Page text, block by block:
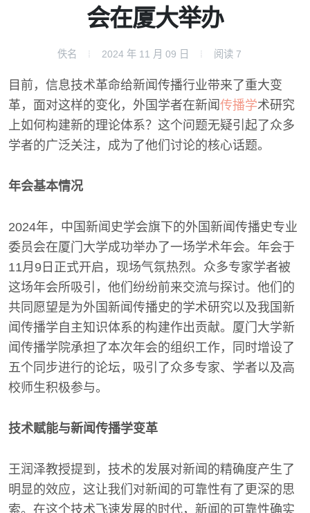
会在厦大举办
佚名 2024 年 11 月 09 日 阅读 7
目前，信息技术革命给新闻传播行业带来了重大变
革，面对这样的变化，外国学者在新闻 传播学术研究
上如何构建新的理论体系？这个问题无疑引起了众多
学者的广泛关注，成为了他们讨论的核心话题。
年会基本情况
2024年，中国新闻史学会旗下的外国新闻传播史专业
委员会在厦门大学成功举办了一场学术年会。年会于
11月9日正式开启，现场气氛热烈。众多专家学者被
这场年会所吸引，他们纷纷前来交流与探讨。他们的
共同愿望是为外国新闻传播史的学术研究以及我国新
闻传播学自主知识体系的构建作出贡献。厦门大学新
闻传播学院承担了本次年会的组织工作，同时增设了
五个同步进行的论坛，吸引了众多专家、学者以及高
校师生积极参与。
技术赋能与新闻传播学变革
王润泽教授提到，技术的发展对新闻的精确度产生了
明显的效应，这让我们对新闻的可靠性有了更深的思
索。在这个技术飞速发展的时代，新闻的可靠性确实